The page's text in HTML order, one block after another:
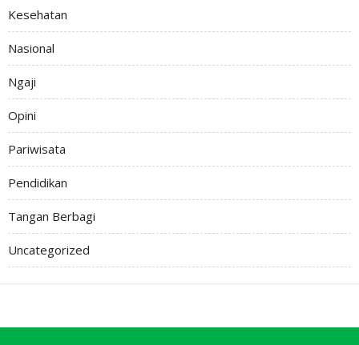
Kesehatan
Nasional
Ngaji
Opini
Pariwisata
Pendidikan
Tangan Berbagi
Uncategorized